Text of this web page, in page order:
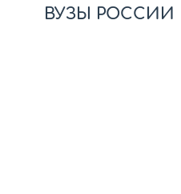
ВУЗЫ РОССИИ